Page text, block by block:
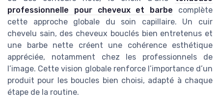
professionnelle pour cheveux et barbe complète
cette approche globale du soin capillaire. Un cuir
chevelu sain, des cheveux bouclés bien entretenus et
une barbe nette créent une cohérence esthétique
appréciée, notamment chez les professionnels de
l’image. Cette vision globale renforce l’importance d’un
produit pour les boucles bien choisi, adapté à chaque
étape de la routine.